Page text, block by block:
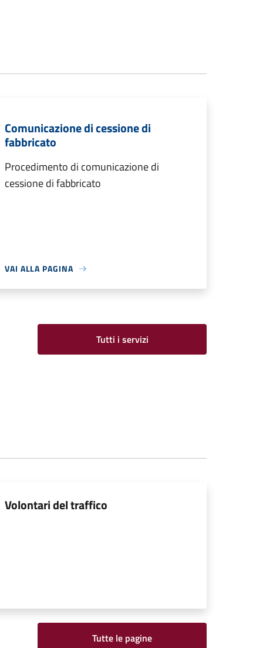
Comunicazione di cessione di
fabbricato
Procedimento di comunicazione di
cessione di fabbricato
VAI ALLA PAGINA
Tutti i servizi
Volontari del traffico
Tutte le pagine